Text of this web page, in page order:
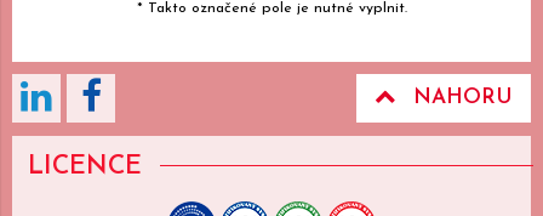
* Takto označené pole je nutné vyplnit.
NAHORU
LICENCE